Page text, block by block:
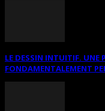
LE DESSIN INTUITIF. UNE
FONDAMENTALEMENT